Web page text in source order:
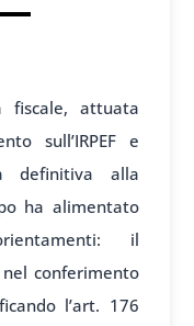
fiscale, attuata
sull’IRPEF e
definitiva alla
ha alimentato
il
conferimento
l’art. 176